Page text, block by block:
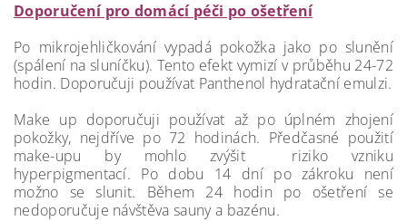
Doporučení pro domácí péči po ošetření
Po mikrojehličkování vypadá pokožka jako po slunění
(spálení na sluníčku). Tento efekt vymizí v průběhu 24-72
hodin. Doporučuji používat Panthenol hydratační emulzi.
Make up doporučuji používat až po úplném zhojení
pokožky, nejdříve po 72 hodinách. Předčasné použití
make-upu by mohlo zvýšit riziko vzniku
hyperpigmentací. Po dobu 14 dní po zákroku není
možno se slunit. Během 24 hodin po ošetření se
nedoporučuje návštěva sauny a bazénu.